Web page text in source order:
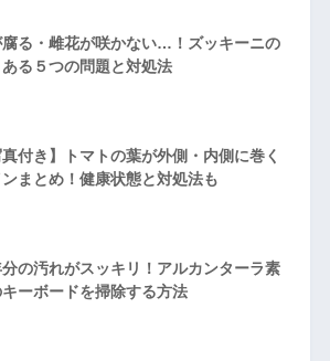
る・雌花が咲かない…！ズッキーニの
ある５つの問題と対処法
真付き】トマトの葉が外側・内側に巻く
まとめ！健康状態と対処法も
分の汚れがスッキリ！アルカンターラ素
ーボードを掃除する方法